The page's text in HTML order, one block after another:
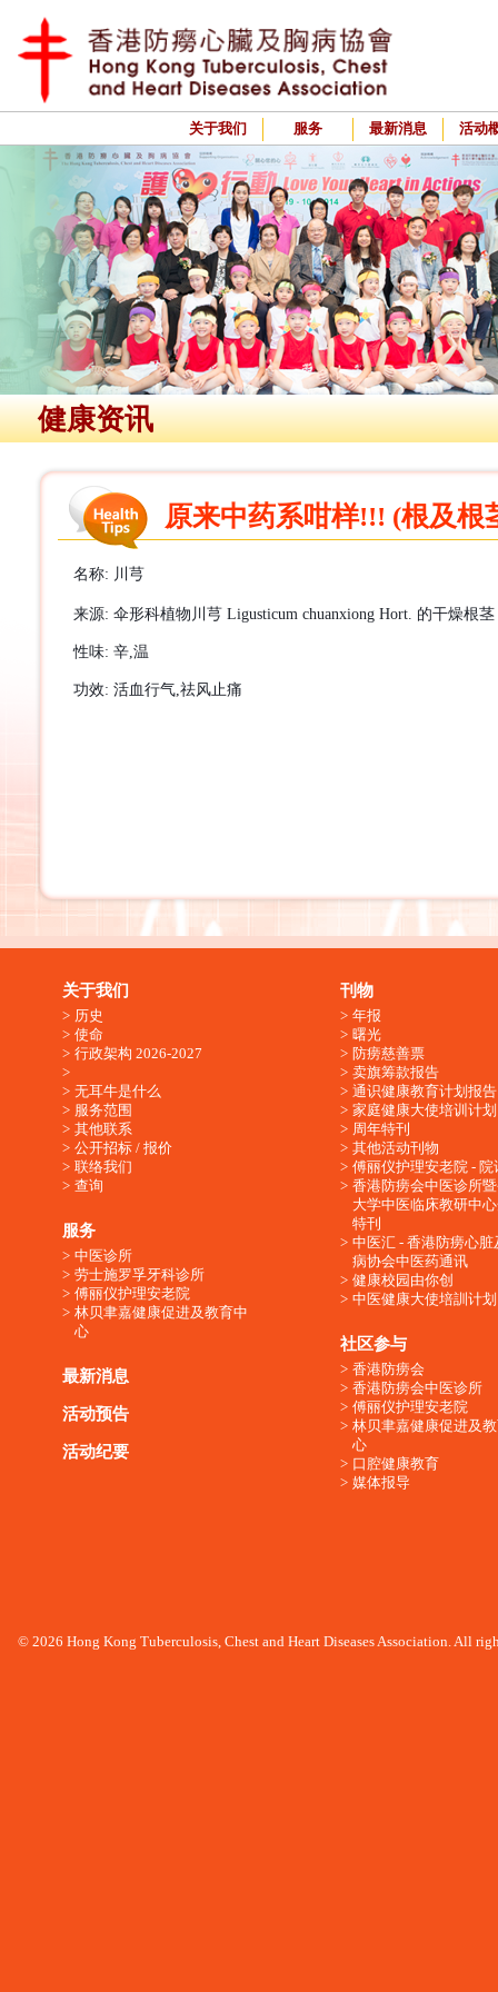
关于我们 服务 最新消息 活动
健康资讯
原来中药系咁样!!! (根及根
名称: 川芎
来源: 伞形科植物川芎 Ligusticum chuanxiong Hort. 的干燥根茎
性味: 辛,温
功效: 活血行气,祛风止痛
关于我们
历史
使命
行政架构 2026-2027
无耳牛是什么
服务范围
其他联系
公开招标 / 报价
联络我们
查询
服务
中医诊所
劳士施罗孚牙科诊所
傅丽仪护理安老院
林贝聿嘉健康促进及教育中
心
最新消息
活动预告
活动纪要
刊物
年报
曙光
防痨慈善票
卖旗筹款报告
通识健康教育计划报告
家庭健康大使培训计划
周年特刊
其他活动刊物
傅丽仪护理安老院 - 院
香港防痨会中医诊所
大学中医临床教研中
特刊
中医汇 - 香港防痨心脏
病协会中医药通讯
健康校园由你创
中医健康大使培訓计划
社区参与
香港防痨会
香港防痨会中医诊所
傅丽仪护理安老院
林贝聿嘉健康促进及
心
口腔健康教育
媒体报导
© 2026 Hong Kong Tuberculosis, Chest and Heart Diseases Association. All